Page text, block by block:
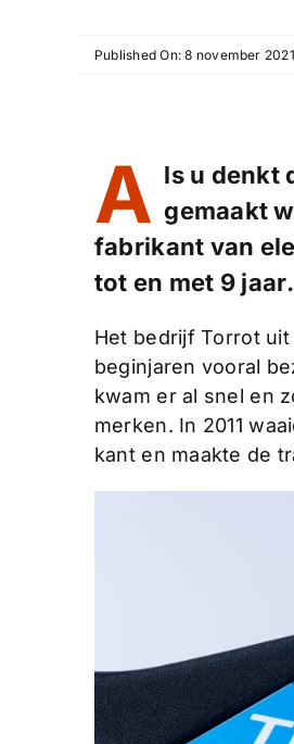
Published On: 8 november 2021
A ls u denkt
gemaakt
fabrikant van
tot en met 9 jaar.
Het bedrijf Torrot uit
beginjaren vooral
kwam er al snel en
merken. In 2011
kant en maakte de